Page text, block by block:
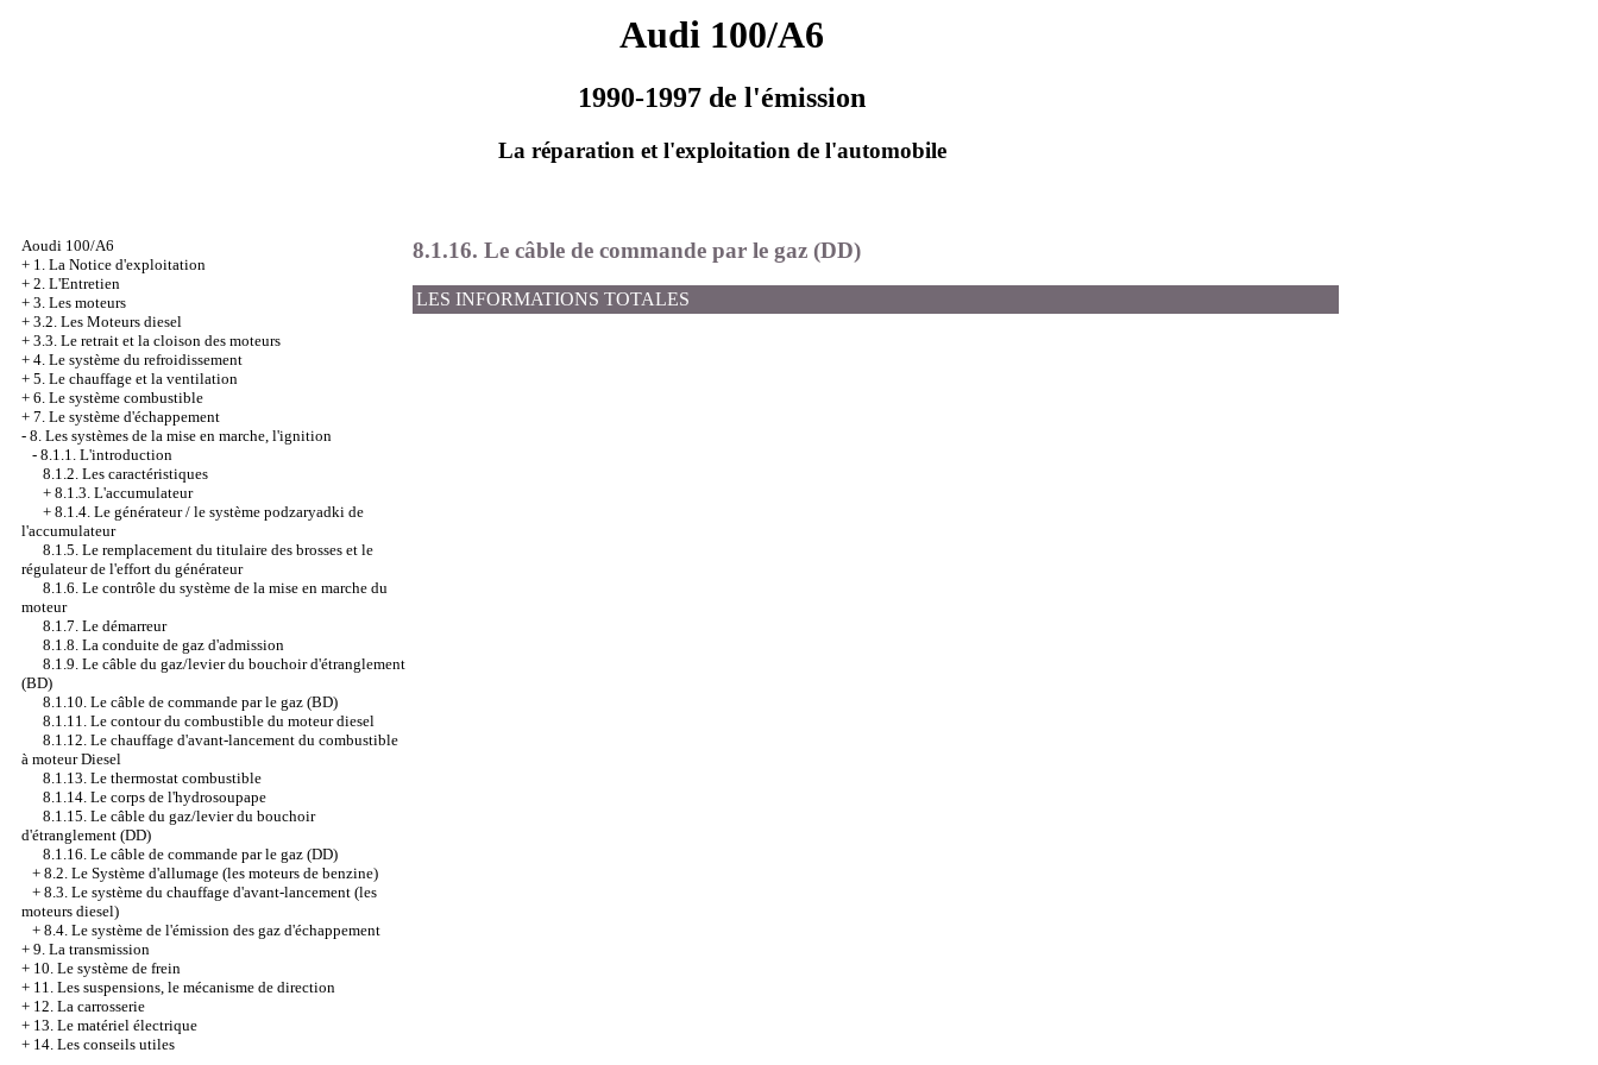
Audi 100/A6
1990-1997 de l'émission
La réparation et l'exploitation de l'automobile
Aoudi 100/A6
+ 1. La Notice d'exploitation
+ 2. L'Entretien
+ 3. Les moteurs
+ 3.2. Les Moteurs diesel
+ 3.3. Le retrait et la cloison des moteurs
+ 4. Le système du refroidissement
+ 5. Le chauffage et la ventilation
+ 6. Le système combustible
+ 7. Le système d'échappement
- 8. Les systèmes de la mise en marche, l'ignition
- 8.1.1. L'introduction
8.1.2. Les caractéristiques
+ 8.1.3. L'accumulateur
+ 8.1.4. Le générateur / le système podzaryadki de
l'accumulateur
8.1.5. Le remplacement du titulaire des brosses et le
régulateur de l'effort du générateur
8.1.6. Le contrôle du système de la mise en marche du
moteur
8.1.7. Le démarreur
8.1.8. La conduite de gaz d'admission
8.1.9. Le câble du gaz/levier du bouchoir d'étranglement
(BD)
8.1.10. Le câble de commande par le gaz (BD)
8.1.11. Le contour du combustible du moteur diesel
8.1.12. Le chauffage d'avant-lancement du combustible
à moteur Diesel
8.1.13. Le thermostat combustible
8.1.14. Le corps de l'hydrosoupape
8.1.15. Le câble du gaz/levier du bouchoir
d'étranglement (DD)
8.1.16. Le câble de commande par le gaz (DD)
+ 8.2. Le Système d'allumage (les moteurs de benzine)
+ 8.3. Le système du chauffage d'avant-lancement (les
moteurs diesel)
+ 8.4. Le système de l'émission des gaz d'échappement
+ 9. La transmission
+ 10. Le système de frein
+ 11. Les suspensions, le mécanisme de direction
+ 12. La carrosserie
+ 13. Le matériel électrique
+ 14. Les conseils utiles
8.1.16. Le câble de commande par le gaz (DD)
LES INFORMATIONS TOTALES